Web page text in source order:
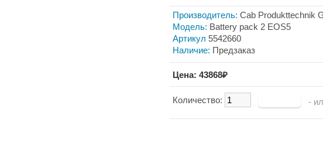
Производитель: Cab Produkttechnik
Модель: Battery pack 2 EOS5
Артикул 5542660
Наличие: Предзаказ
Цена: 43868₽
Количество: -